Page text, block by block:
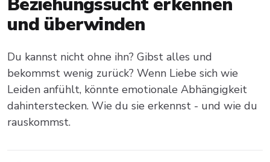
und überwinden
Du kannst nicht ohne ihn? Gibst alles und
bekommst wenig zurück? Wenn Liebe sich wie
Leiden anfühlt, könnte emotionale Abhängigkeit
dahinterstecken. Wie du sie erkennst - und wie du
rauskommst.